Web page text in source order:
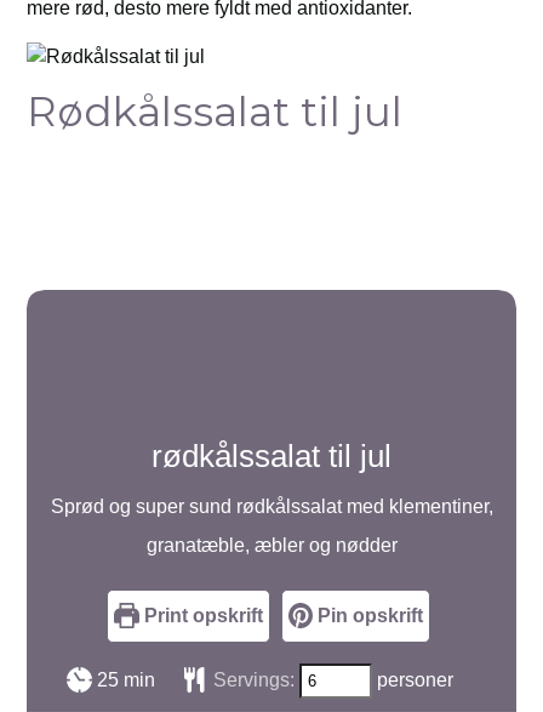
mere rød, desto mere fyldt med antioxidanter.
Rødkålssalat til jul
rødkålssalat til jul
Sprød og super sund rødkålssalat med klementiner,
granatæble, æbler og nødder
Print opskrift Pin opskrift
25minutter
min Servings: personer